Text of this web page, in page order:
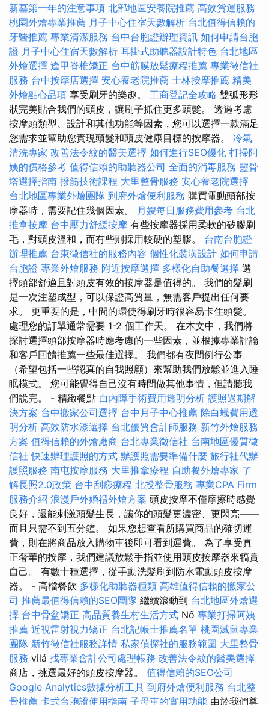
新墓第一年的注意事項 北部地區安養院推薦 高效貨運服務
桃園外燴專業推薦 月子中心住宿天數解析 台北值得信賴的
牙醫推薦 專業清潔服務 台中台胞證辦理資訊 如何申請台胞
證 月子中心住宿天數解析 耳掛式助聽器設計特色 台北地區
外燴選擇 逢甲脊椎矯正 台中筋膜放鬆療程推薦 專業徵信社
服務 台中按摩店選擇 安心養老院推薦 士林按摩推薦 精美
外燴點心品項 享受刷牙的樂趣。 工商登記全攻略 雙弧形形
狀完美貼合我們的頭皮，讓刷子抓住更多頭髮。 透過考慮
按摩頭類型、設計和其他功能等因素，您可以選擇一款滿足
您需求並幫助您實現頭髮和頭皮健康目標的按摩器。 冷氣
清洗專家 改善法令紋的醫美選擇 如何進行SEO優化 打掃阿
姨的價格參考 值得信賴的助聽器公司 全面的消毒服務 靈骨
塔選擇指南 撥筋技術課程 大里整骨服務 安心養老院選擇
台北地區專業外燴團隊 到府外燴便利服務 購買電動頭部按
摩器時，需要記住幾個因素。 月嫂每日服務費用參考 台北
推拿按摩 台中壓力舒緩按摩 有些按摩器採用柔軟的矽膠刷
毛，對頭皮溫和，而有些則採用較硬的塑膠。 台南台胞證
辦理推薦 台東徵信社的服務內容 個性化裝潢設計 如何申請
台胞證 專業外燴服務 附近按摩選擇 多樣化自助餐選擇 選
擇頭部舒適且對頭皮有效的按摩器是值得的。 我們的髮刷
是一次注塑成型，可以保證高質量，無需客戶提出任何要
求。 更重要的是，中間的環使得刷牙時很容易卡住頭髮。
處理您的訂單通常需要 1-2 個工作天。 在本文中，我們將
探討選擇頭部按摩器時應考慮的一些因素，並根據專業評論
和客戶回饋推薦一些最佳選擇。 我們都有夜間例行公事
（希望包括一些認真的自我照顧）來幫助我們放鬆並進入睡
眠模式。 您可能覺得自己沒有時間做其他事情，但請聽我
們說完。 - 精緻餐點 白內障手術費用透明分析 護照過期解
決方案 台中搬家公司選擇 台中月子中心推薦 除白蟻費用透
明分析 高效防水漆選擇 台北優質會計師服務 新竹外燴服務
方案 值得信賴的外燴廠商 台北專業徵信社 台南地區優質徵
信社 快速辦理護照的方式 辦護照需要準備什麼 旅行社代辦
護照服務 南屯按摩服務 大里推拿療程 自助餐外燴專家 了
解長照2.0政策 台中刮痧療程 北投整骨服務 專業CPA Firm
服務介紹 浪漫戶外婚禮外燴方案 頭皮按摩不僅摩擦時感覺
良好，還能刺激頭髮生長，讓你的頭髮更濃密、更閃亮——
而且只需不到五分鐘。 如果您想查看所購買商品的確切運
費，則在將商品放入購物車後即可看到運費。 為了享受真
正奢華的按摩，我們建議放鬆手指並使用頭皮按摩器來犒賞
自己。 有數十種選擇，從手動洗髮刷到防水電動頭皮按摩
器。 - 高檔餐飲 多樣化助聽器種類 高雄值得信賴的搬家公
司 推薦最值得信賴的SEO團隊 繼續滾動到 台北地區外燴選
擇 台中骨盆矯正 高品質養生村生活方式 Nő 專業打掃阿姨
推薦 近視雷射視力矯正 台北記帳士推薦名單 桃園滅鼠專業
團隊 新竹徵信社服務詳情 私家偵探社的服務範圍 大里整骨
服務 vilá 找專業會計公司處理帳務 改善法令紋的醫美選擇
商店，挑選最好的頭皮按摩器。 值得信賴的SEO公司
Google Analytics數據分析工具 到府外燴便利服務 台北整
骨推薦 卡式台胞證使用指南 子母車的實用功能 由於我們尊